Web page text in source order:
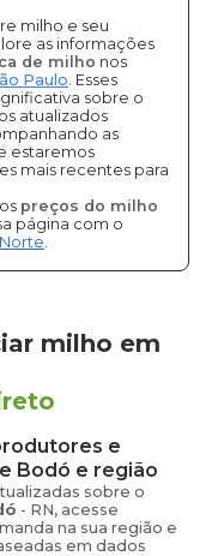
milho e seu
as informações
de milho nos
Paulo. Esses
sobre o
atualizados
as
estaremos
mais recentes para
preços do milho
página com o
.
milho em
e
Bodó e região
sobre o
- RN, acesse
na sua região e
em dados